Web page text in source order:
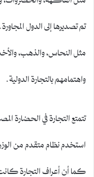
تم تصديرها إلى الدول
مثل النحاس، والذهب،
واهتمامهم بالتجارة الدولية.
تتمتع التجارة في الحضارة
استخدم نظام متقدم من
كما أن أعراف التجارة